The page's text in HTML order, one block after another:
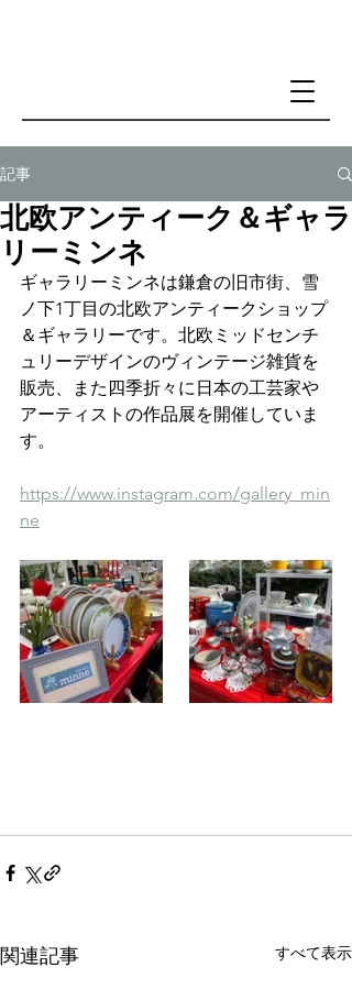
記事
北欧アンティーク＆ギャラ
リーミンネ
ギャラリーミンネは鎌倉の旧市街、雪
ノ下1丁目の北欧アンティークショップ
＆ギャラリーです。北欧ミッドセンチ
ュリーデザインのヴィンテージ雑貨を
販売、また四季折々に日本の工芸家や
アーティストの作品展を開催していま
す。
https://www.instagram.com/gallery_min
ne
関連記事 すべて表示